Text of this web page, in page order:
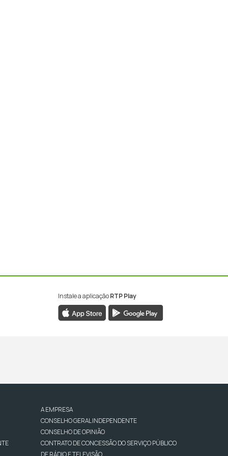
Instale a aplicaçãoRTP Play
A EMPRESA
CONSELHO GERAL INDEPENDENTE
CONSELHO DE OPINIÃO
CONTRATO DE CONCESSÃO DO SERVIÇO PÚBLICO